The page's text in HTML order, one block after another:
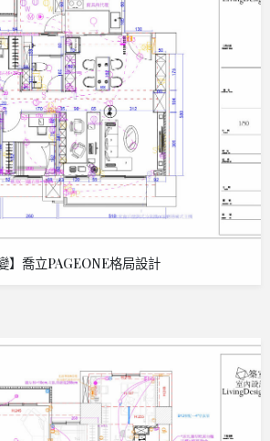
】喬立PAGEONE格局設計